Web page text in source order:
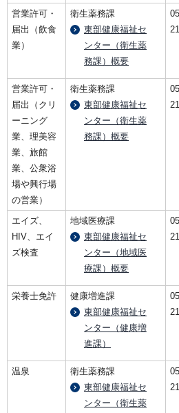
営業許可・
届出（飲食
業）
衛生薬務課
東部健康福祉セ
ンター（衛生薬
務課）概要
営業許可・
届出（クリ
ーニング
業、理美容
業、旅館
業、公衆浴
場や興行場
の営業）
衛生薬務課
東部健康福祉セ
ンター（衛生薬
務課）概要
エイズ、
HIV、エイ
ズ検査
地域医療課
東部健康福祉セ
ンター（地域医
療課）概要
栄養士免許
健康増進課
東部健康福祉セ
ンター（健康増
進課）
温泉
衛生薬務課
東部健康福祉セ
ンター（衛生薬